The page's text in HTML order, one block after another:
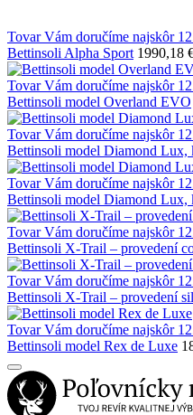
Tovar Vám doručíme najskôr
Bettinsoli Alpha Sport 1990,18
Tovar Vám doručíme najskôr
Bettinsoli model Overland EVO
Tovar Vám doručíme najskôr
Bettinsoli model Diamond Lux,
Tovar Vám doručíme najskôr
Bettinsoli model Diamond Lux,
Tovar Vám doručíme najskôr
Bettinsoli X-Trail – provedení
Tovar Vám doručíme najskôr
Bettinsoli X-Trail – provedení
Tovar Vám doručíme najskôr
Bettinsoli model Rex de Luxe